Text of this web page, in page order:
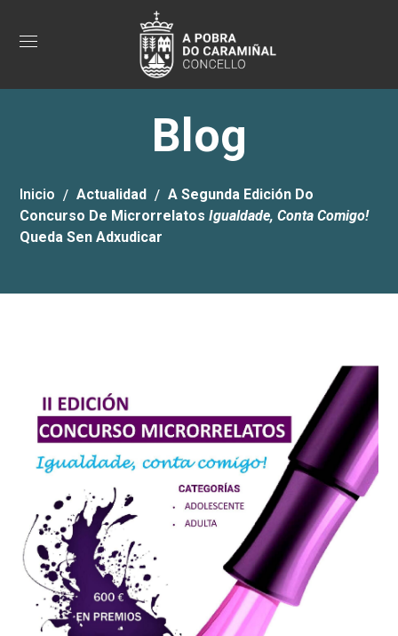
Blog
Inicio Actualidad
A Segunda Edición Do
Concurso De MicrorrelatosIgualdade, Conta Comigo!
Queda Sen Adxudicar